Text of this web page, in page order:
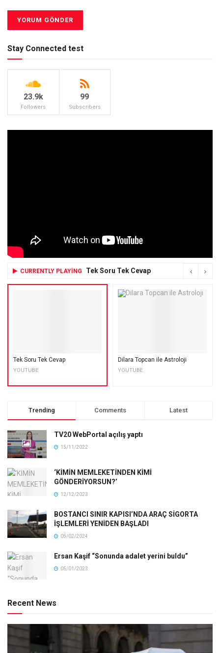
Stay Connected test
23.9k
Followers
99
Subscribers
CURRENTLY PLAYING Tek Soru Tek Cevap
Tek Soru Tek Cevap
YOUTUBE
Dilara Topcan ile Astroloji
YOUTUBE
Trending Comments Latest
TV20 WebPortal açılış yaptı
15/11/2022
‘KİMİN MEMLEKETİNDEN KİMİ
GÖNDERİYORSUN?’
12/12/2023
BOSTANCI SINIR KAPISI’NDA ARAÇ SİGORTA
İŞLEMLERİ YENİDEN BAŞLADI
05/02/2024
Ersan Kaşif “Sonunda adalet yerini buldu”
05/01/2023
Recent News